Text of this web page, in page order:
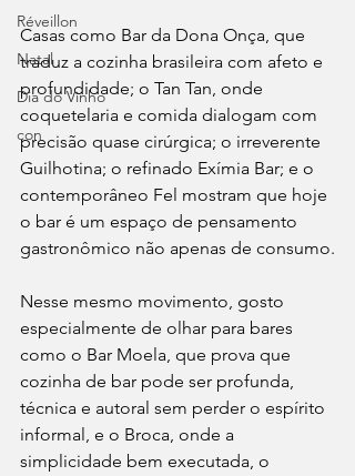
Réveillon
Natal
Dia do Vinho
con
Casas como Bar da Dona Onça, que
traduz a cozinha brasileira com afeto e
profundidade; o Tan Tan, onde
coquetelaria e comida dialogam com
precisão quase cirúrgica; o irreverente
Guilhotina; o refinado Exímia Bar; e o
contemporâneo Fel mostram que hoje
o bar é um espaço de pensamento
gastronômico não apenas de consumo.
Nesse mesmo movimento, gosto
especialmente de olhar para bares
como o Bar Moela, que prova que
cozinha de bar pode ser profunda,
técnica e autoral sem perder o espírito
informal, e o Broca, onde a
simplicidade bem executada, o